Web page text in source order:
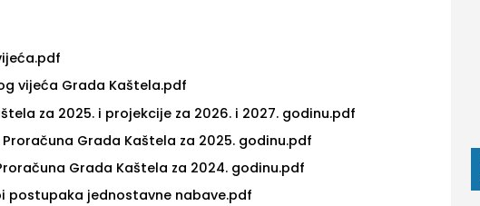
vijeća Grada Kaštela.pdf
za 2025. i projekcije za 2026. i 2027. godinu.pdf
Grada Kaštela za 2025. godinu.pdf
Grada Kaštela za 2024. godinu.pdf
postupaka jednostavne nabave.pdf